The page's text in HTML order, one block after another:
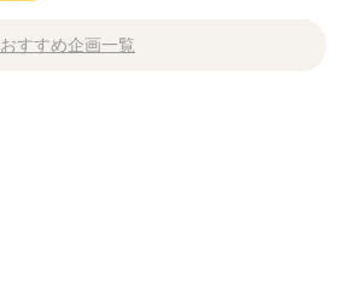
おすすめ企画一覧